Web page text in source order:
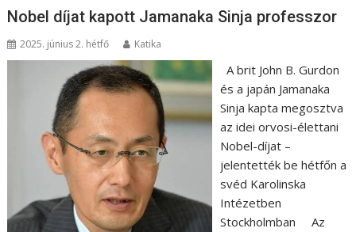
Nobel díjat kapott Jamanaka Sinja professzor
2025. június 2. hétfő Katika
A brit John B. Gurdon
és a japán Jamanaka
Sinja kapta megosztva
az idei orvosi-élettani
Nobel-díjat –
jelentették be hétfőn a
svéd Karolinska
Intézetben
Stockholmban Az